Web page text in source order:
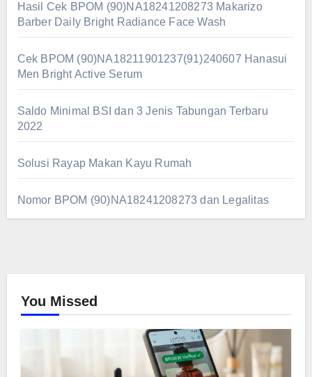
Hasil Cek BPOM (90)NA18241208273 Makarizo
Barber Daily Bright Radiance Face Wash
Cek BPOM (90)NA18211901237(91)240607 Hanasui
Men Bright Active Serum
Saldo Minimal BSI dan 3 Jenis Tabungan Terbaru
2022
Solusi Rayap Makan Kayu Rumah
Nomor BPOM (90)NA18241208273 dan Legalitas
You Missed